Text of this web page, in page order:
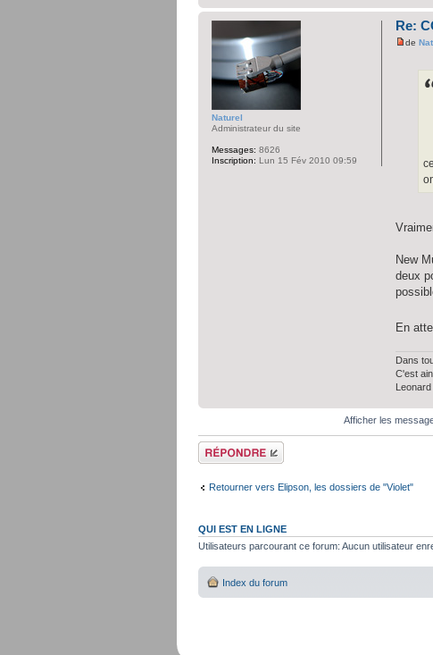
Re:
de
New
deux
En
Dans
C'est
Naturel
Administrateur du site
Messages: 8626
Inscription: Lun 15 Fév 2010 09:59
Afficher les
Répondre
Retourner vers Elipson, les dossiers de "Violet"
QUI EST EN LIGNE
Utilisateurs parcourant ce forum: Aucun utilisateur
Index du forum